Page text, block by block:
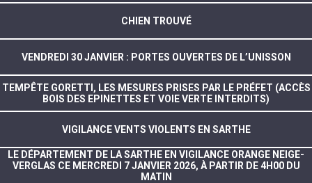
CHIEN TROUVÉ
VENDREDI 30 JANVIER : PORTES OUVERTES DE L’UNISSON
TEMPÊTE GORETTI, LES MESURES PRISES PAR LE PRÉFET (ACCÈS
BOIS DES EPINETTES ET VOIE VERTE INTERDITS)
VIGILANCE VENTS VIOLENTS EN SARTHE
LE DÉPARTEMENT DE LA SARTHE EN VIGILANCE ORANGE NEIGE-
VERGLAS CE MERCREDI 7 JANVIER 2026, À PARTIR DE 4H00 DU
MATIN